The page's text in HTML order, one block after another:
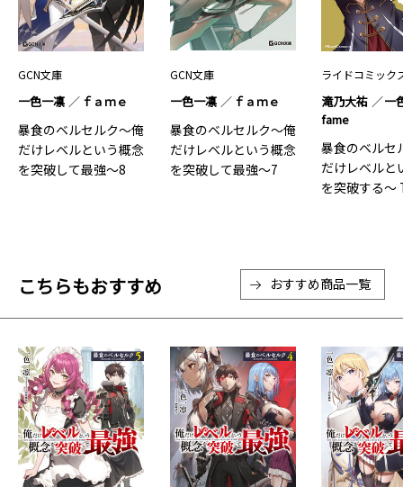
GCN文庫
一色一凛 ｆａｍｅ
暴食のベルセルク～俺
だけレベルという概念
を突破して最強～8
GCN文庫
一色一凛 ｆａｍｅ
暴食のベルセルク～俺
だけレベルという概念
を突破して最強～7
ライドコミック
滝乃大祐
一
fame
暴食のベルセ
だけレベルと
を突破する～
こちらもおすすめ おすすめ商品一覧